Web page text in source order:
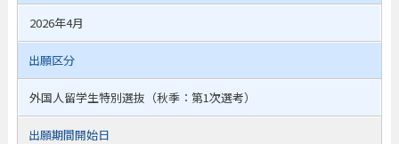
2026年4月
出願区分
外国人留学生特別選抜（秋季：第1次選考）
出願期間開始日